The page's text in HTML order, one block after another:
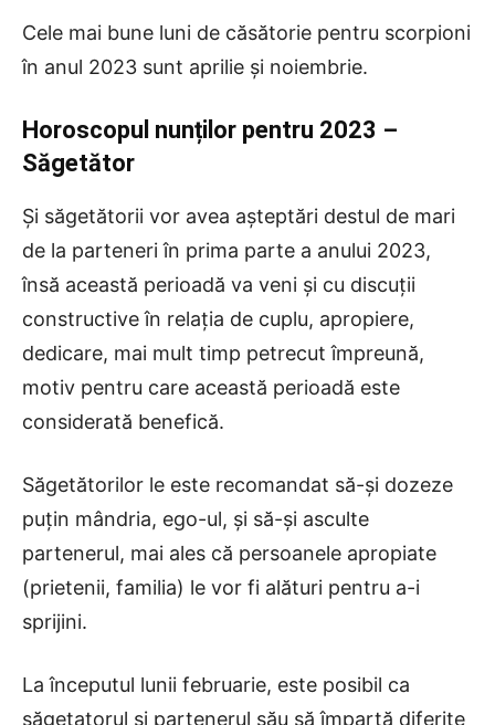
Cele mai bune luni de căsătorie pentru scorpioni
în anul 2023 sunt aprilie și noiembrie.
Horoscopul nunților pentru 2023 –
Săgetător
Și săgetătorii vor avea așteptări destul de mari
de la parteneri în prima parte a anului 2023,
însă această perioadă va veni și cu discuții
constructive în relația de cuplu, apropiere,
dedicare, mai mult timp petrecut împreună,
motiv pentru care această perioadă este
considerată benefică.
Săgetătorilor le este recomandat să-și dozeze
puțin mândria, ego-ul, și să-și asculte
partenerul, mai ales că persoanele apropiate
(prietenii, familia) le vor fi alături pentru a-i
sprijini.
La începutul lunii februarie, este posibil ca
săgetatorul și partenerul său să împartă diferite